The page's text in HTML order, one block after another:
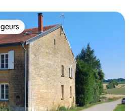
les plus appréciés